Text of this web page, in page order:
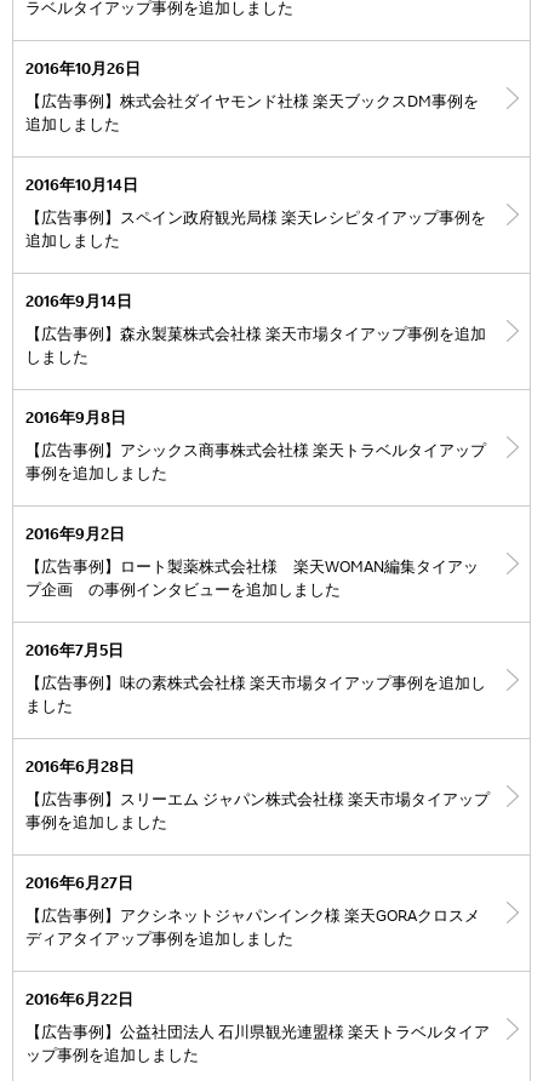
ラベルタイアップ事例を追加しました
2016年10月26日
【広告事例】株式会社ダイヤモンド社様 楽天ブックスDM事例を
追加しました
2016年10月14日
【広告事例】スペイン政府観光局様 楽天レシピタイアップ事例を
追加しました
2016年9月14日
【広告事例】森永製菓株式会社様 楽天市場タイアップ事例を追加
しました
2016年9月8日
【広告事例】アシックス商事株式会社様 楽天トラベルタイアップ
事例を追加しました
2016年9月2日
【広告事例】ロート製薬株式会社様 楽天WOMAN編集タイアッ
プ企画 の事例インタビューを追加しました
2016年7月5日
【広告事例】味の素株式会社様 楽天市場タイアップ事例を追加し
ました
2016年6月28日
【広告事例】スリーエム ジャパン株式会社様 楽天市場タイアップ
事例を追加しました
2016年6月27日
【広告事例】アクシネットジャパンインク様 楽天GORAクロスメ
ディアタイアップ事例を追加しました
2016年6月22日
【広告事例】公益社団法人 石川県観光連盟様 楽天トラベルタイア
ップ事例を追加しました